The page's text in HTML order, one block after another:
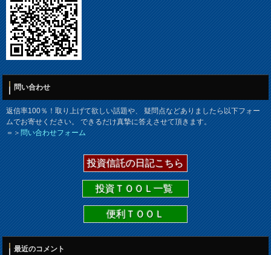
問い合わせ
返信率100％！取り上げて欲しい話題や、 疑問点などありましたら以下フォー
ムでお寄せください。 できるだけ真摯に答えさせて頂きます。
＝＞問い合わせフォーム
投資信託の日記こちら
投資ＴＯＯＬ一覧
便利ＴＯＯＬ
最近のコメント